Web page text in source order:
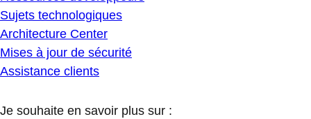
Sujets technologiques
Architecture Center
Mises à jour de sécurité
Assistance clients
Je souhaite en savoir plus sur :